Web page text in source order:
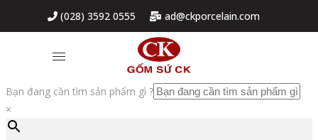
(028) 3592 0555 ad@ckporcelain.com
Bạn đang cần tìm sản phẩm gì ?
×